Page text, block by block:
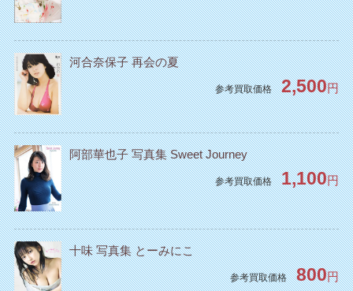
河合奈保子 再会の夏
参考買取価格 2,500円
阿部華也子 写真集 Sweet Journey
参考買取価格 1,100円
十味 写真集 とーみにこ
参考買取価格 800円